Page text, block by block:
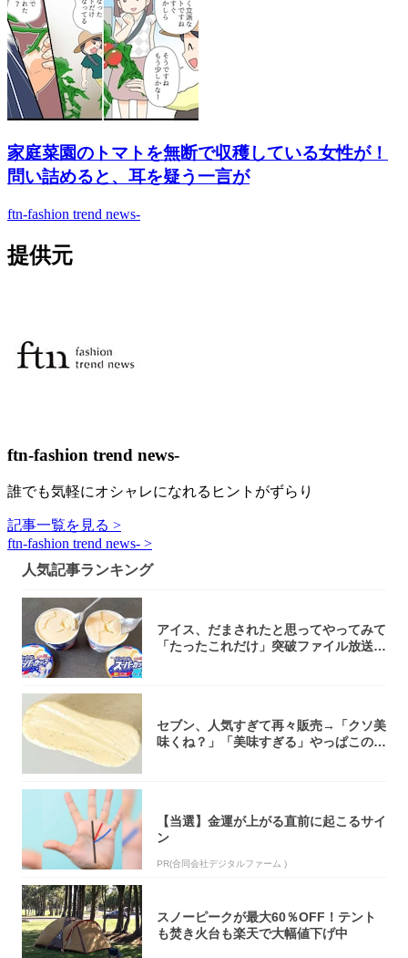
家庭菜園のトマトを無断で収穫している女性が！
問い詰めると、耳を疑う一言が
ftn-fashion trend news-
提供元
ftn-fashion trend news-
誰でも気軽にオシャレになれるヒントがずらり
記事一覧を見る >
ftn-fashion trend news- >
人気記事ランキング
アイス、だまされたと思ってやってみて
「たったこれだけ」突破ファイル放送で
セブン、人気すぎて再々販売→「クソ美
味くね？」「美味すぎる」やっぱこのク
【当選】金運が上がる直前に起こるサイ
ン
PR(合同会社デジタルファーム )
スノーピークが最大60％OFF！テント
も焚き火台も楽天で大幅値下げ中